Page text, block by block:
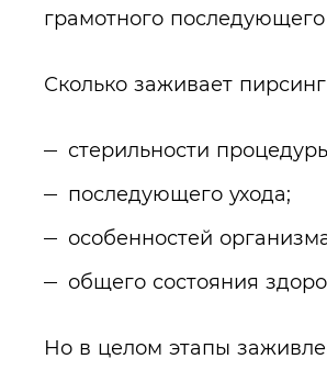
грамотного
Сколько заживает
стерильности
последующего ухода;
особенностей
общего состояния
Но в целом этапы